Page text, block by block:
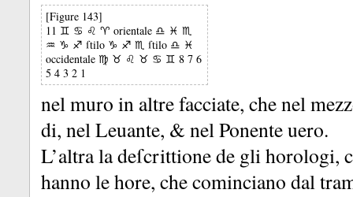
[Figure 143]
11 ♊ ♋ ♌ ♈ orientale ♎ ♓ ♏
♒ ♑ ♐ ſtilo ♑ ♐ ♏ ſtilo ♎ ♓
occidentale ♍ ♉ ♌ ♉ ♋ ♊ 8 7 6
5 4 3 2 1
nel muro in altre facciate, che nel
di, nel Leuante, & nel Ponente uero.
L’altra la deſcrittione de gli horologi,
hanno le hore, che cominciano dal